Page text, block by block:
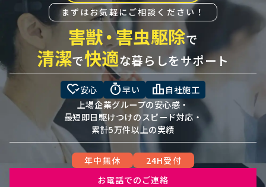
まずはお気軽にご相談ください！
害獣・害虫駆除で
清潔で快適な暮らしをサポート
heart_check安心 timer早い leaderboard 自社施工
上場企業グループの安心感・
最短即日駆けつけのスピード対応・
累計5万件以上の実績
年中無休
24H受付
お電話でのご連絡